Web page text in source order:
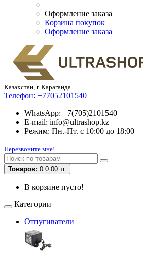
Оформление заказа
Корзина покупок
Оформление заказа
Казахстан, г. Караганда
Телефон: +77052101540
WhatsApp: +7(705)2101540
E-mail: info@ultrashop.kz
Режим: Пн.-Пт. с 10:00 до 18:00
Перезвоните мне!
Товаров: 0 0.00 тг.
В корзине пусто!
Категории
Отпугиватели